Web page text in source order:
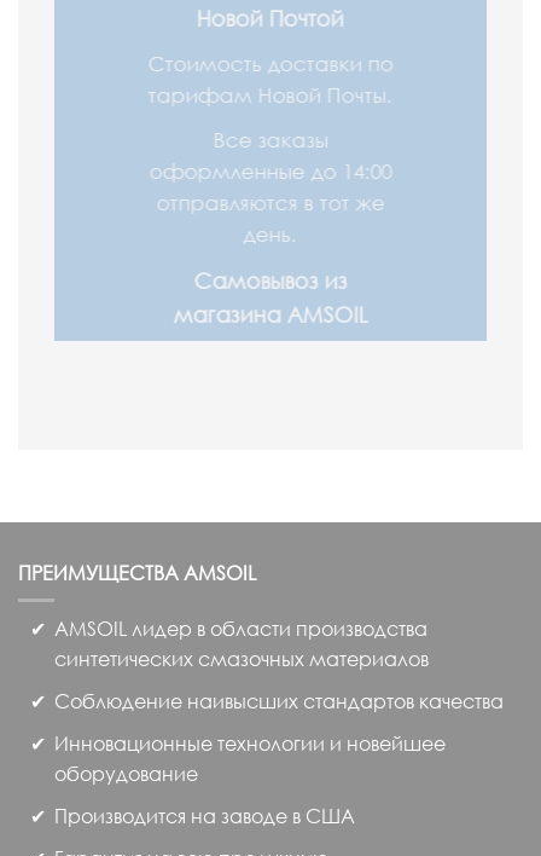
Новой Почтой
Стоимость доставки по
тарифам Новой Почты.
Все заказы
оформленные до 14:00
отправляются в тот же
день.
Самовывоз из
магазина AMSOIL
адресом Вы можете в
Вас в нашем магазине
AMSOIL .
ПРЕИМУЩЕСТВА AMSOIL
AMSOIL лидер в области производства
синтетических смазочных материалов
Соблюдение наивысших стандартов качества
Инновационные технологии и новейшее
оборудование
Производится на заводе в США